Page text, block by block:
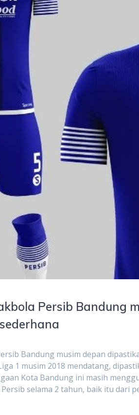
Persib Bandung
Bandung musim depan
1 musim 2018 mendatang,
Kota Bandung ini masih
selama 2 tahun, baik itu dari